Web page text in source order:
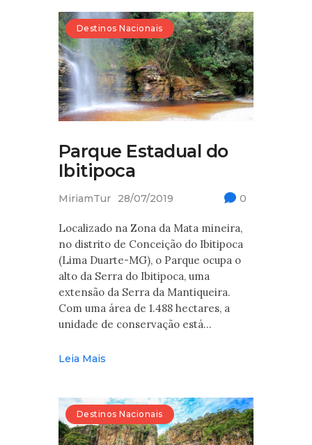
Destinos Nacionais
Parque Estadual do
Ibitipoca
MiriamTur 28/07/2019 0
Localizado na Zona da Mata mineira,
no distrito de Conceição do Ibitipoca
(Lima Duarte-MG), o Parque ocupa o
alto da Serra do Ibitipoca, uma
extensão da Serra da Mantiqueira.
Com uma área de 1.488 hectares, a
unidade de conservação está…
Leia Mais
Destinos Nacionais